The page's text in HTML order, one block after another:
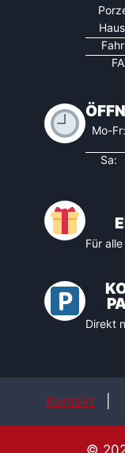
Mo-Fr:
Sa:
Für
Direkt
Kontakt
©